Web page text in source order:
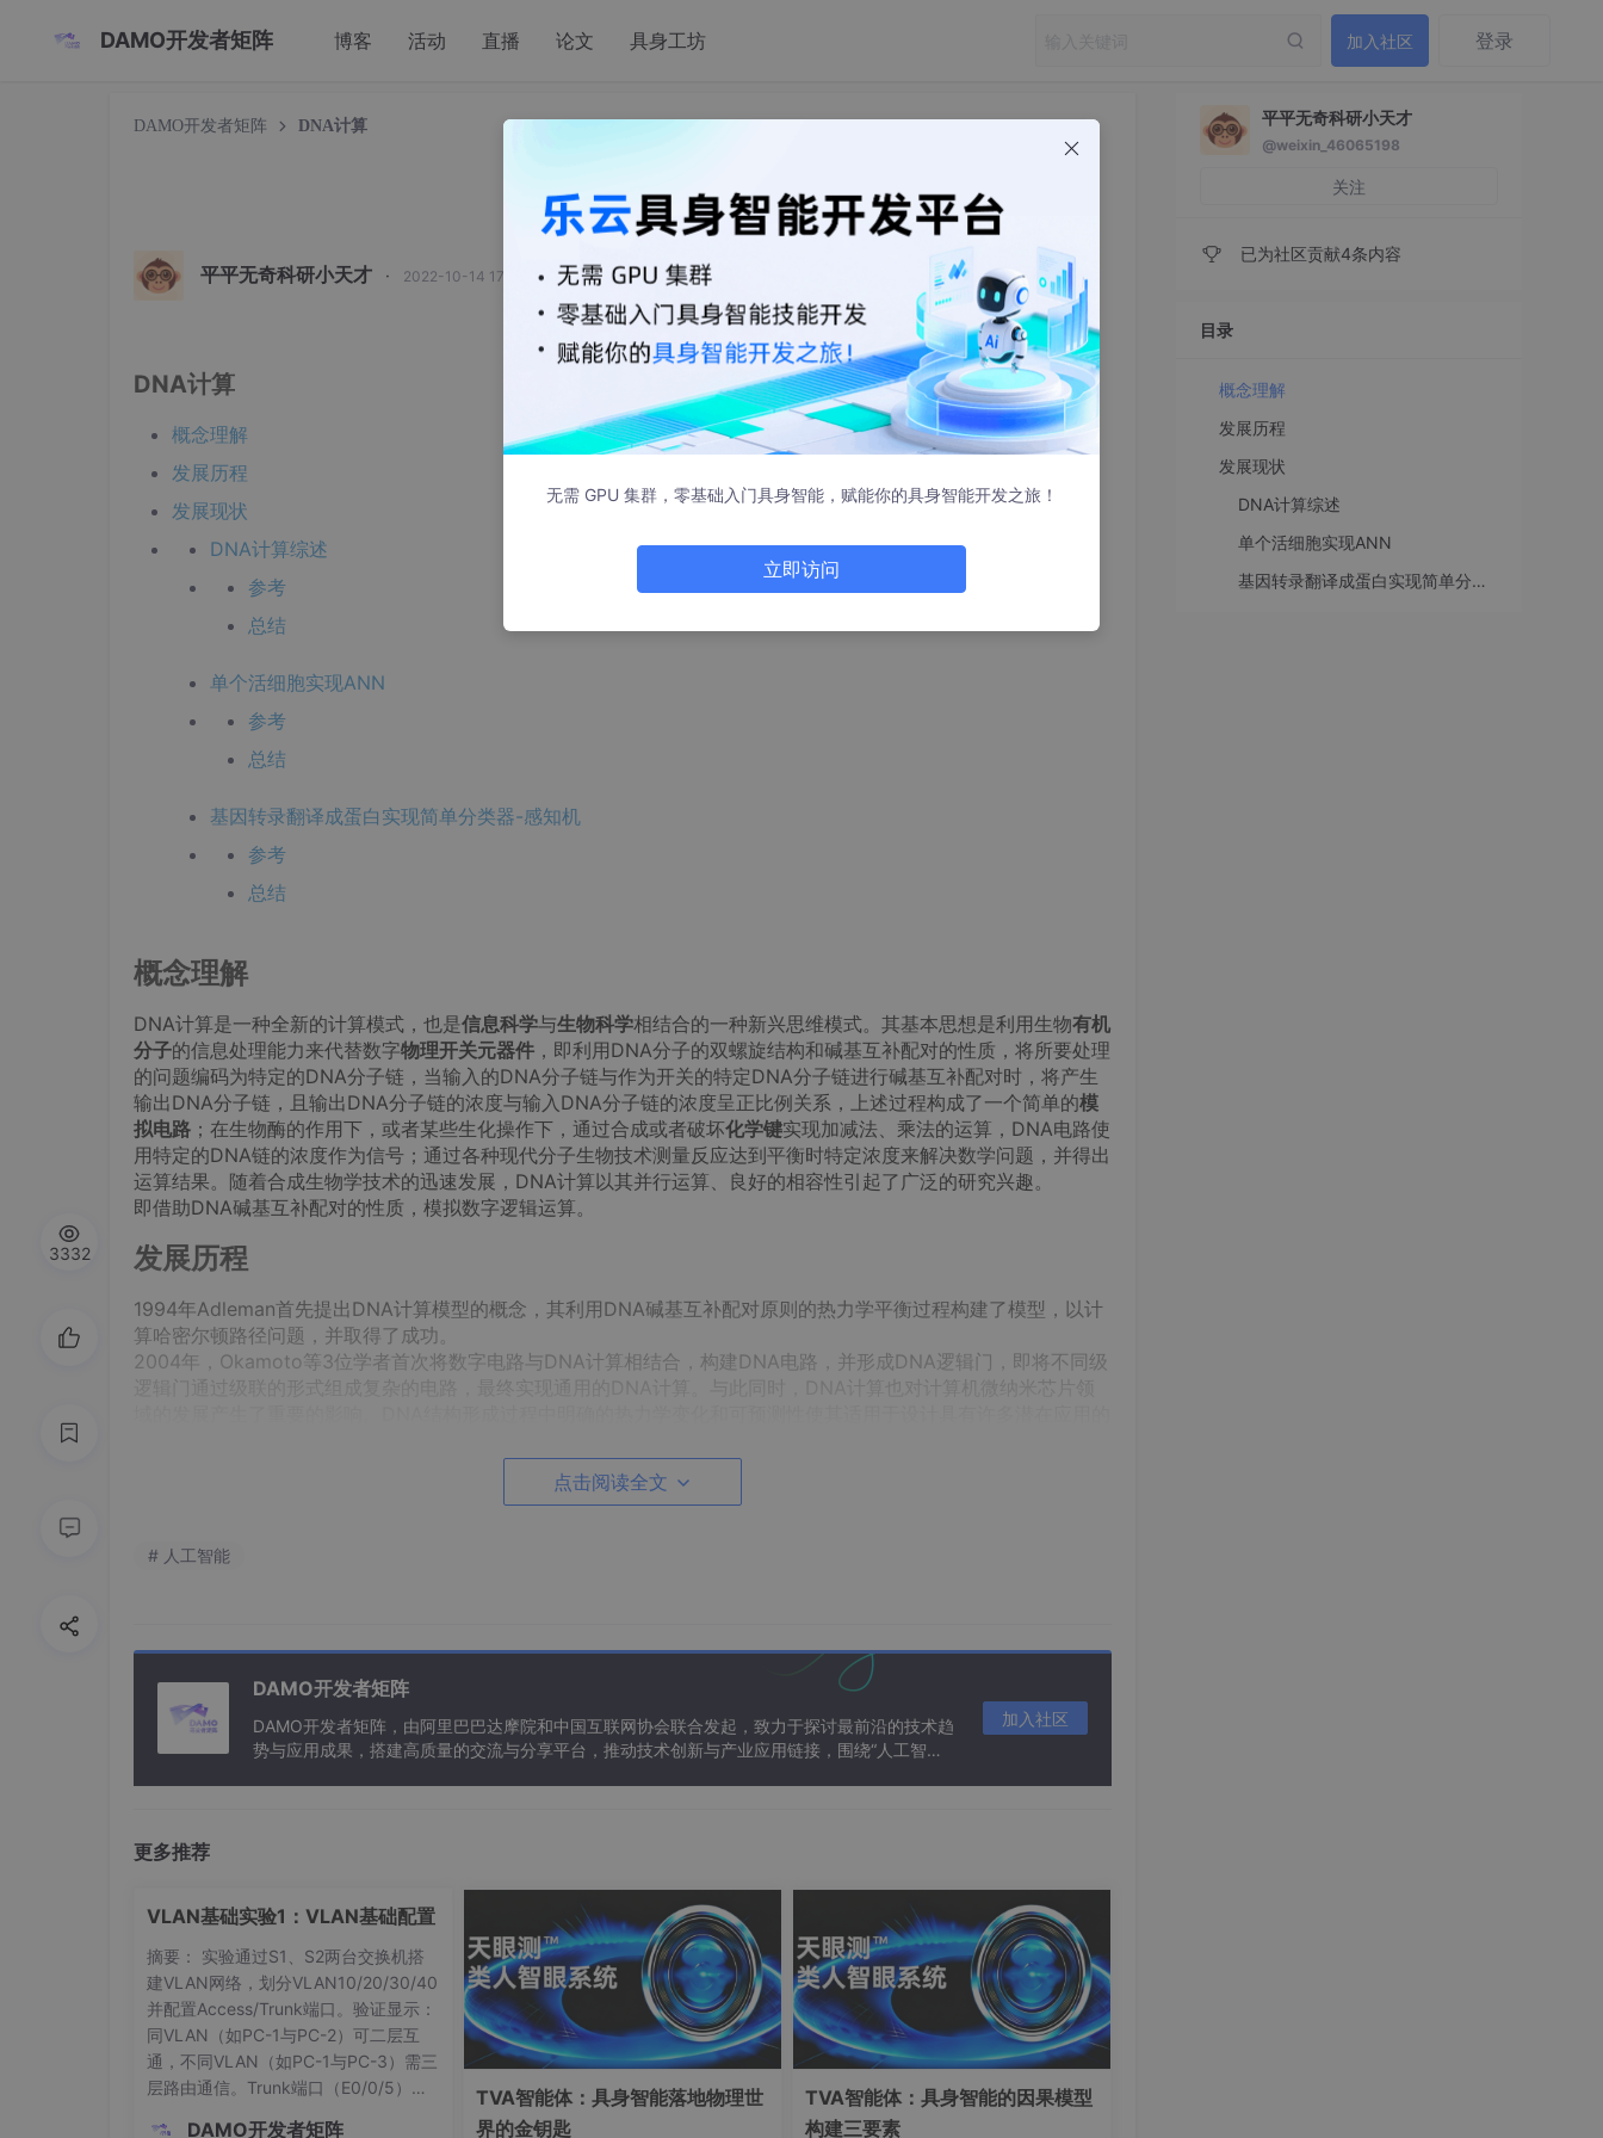
DAMO开发者矩阵 博客 活动 直播 论文 具身工坊 加入社区 登录
DAMO开发者矩阵 DNA计算
DNA计算
平平无奇科研小天才 · 2022-10-14 17:33:47 发布
DNA计算
概念理解
发展历程
发展现状
DNA计算综述
参考
总结
单个活细胞实现ANN
参考
总结
基因转录翻译成蛋白实现简单分类器-感知机
参考
总结
概念理解
DNA计算是一种全新的计算模式，也是信息科学与生物科学相结合的一种新兴思维模式。其基本思想是利用生物有机
分子的信息处理能力来代替数字物理开关元器件 ，即利用DNA分子的双螺旋结构和碱基互补配对的性质，将所要处理
的问题编码为特定的DNA分子链，当输入的DNA分子链与作为开关的特定DNA分子链进行碱基互补配对时，将产生
输出DNA分子链，且输出DNA分子链的浓度与输入DNA分子链的浓度呈正比例关系，上述过程构成了一个简单的模
拟电路 ；在生物酶的作用下，或者某些生化操作下，通过合成或者破坏化学键实现加减法、乘法的运算，DNA电路使
用特定的DNA链的浓度作为信号；通过各种现代分子生物技术测量反应达到平衡时特定浓度来解决数学问题，并得出
运算结果。随着合成生物学技术的迅速发展，DNA计算以其并行运算、良好的相容性引起了广泛的研究兴趣。
即借助DNA碱基互补配对的性质，模拟数字逻辑运算。
发展历程
1994年Adleman首先提出DNA计算模型的概念，其利用DNA碱基互补配对原则的热力学平衡过程构建了模型，以计
算哈密尔顿路径问题，并取得了成功。
2004年，Okamoto等3位学者首次将数字电路与DNA计算相结合，构建DNA电路，并形成DNA逻辑门，即将不同级
米技术构建以生物分子为基本部件的DNA计算电路，为DNA计算和组装技术实现新一代芯片组装提供了理论基础。
2009年，IBM公司宣布用DNA和纳米技术开发下一代微处理芯片，开创了DNA计算的新时代。因此，以DNA计算为
发展现状
参考
Fu, D., Shah, S., Song, T., Reif, J., 2018. DNA-Based Analog Computing. Methods Mol Biol 1772, 411–417. http
s://doi.org/10.1007/978-1-4939-7795-6_23
DNA计算领域利用DNA反应进行分子尺度的计算。DNA计算的大部分工作都是执行数字计算，如布尔电路的求值。
DNA碱基有四种类型:腺嘌呤(A)、鸟嘌呤(G)、胞嘧啶©和胸腺嘧啶(T)。A可以与T结合，G可以通过氢键与C结合。
可编程自组装行为已被用于构建复杂的2D和3D DNA纳米结构和模式阵列。除了利用DNA复杂的结构，还可以用作
纳米级计算的基础。DNA不仅可以实现简单的逻辑门，而且也可以实现非常复杂的逻辑电路。
Seelig等报道了第一个基于dna的大规模无酶电路应用。首先，他们演示了简单的AND和OR逻辑操作。后来，使用这
些门和双轨逻辑，他们建立了一个NOT门。最后，他们建造了一个由11个门组成的大型电路。
Qian和Winfree进一步演示了合成神经元。他们通过创建感知器电路来模拟神经元的行为。在感知机中，n个加权输
入相加，以检查它们的总和是否超过预定的阈值。
Song等人演示了一种用于模拟算术计算[15]的DNA电路结构。该体系结构基于三种操作:加、减、乘。每个操作都由
相应的门来执行。栅极采用模块化设计，其中栅极的输入和输出DNA链具有相同的域基序。然后这些门可以简单地级
点击阅读全文
# 人工智能
DAMO开发者矩阵
DAMO开发者矩阵，由阿里巴巴达摩院和中国互联网协会联合发起，致力于探讨最前沿的技术趋
势与应用成果，搭建高质量的交流与分享平台，推动技术创新与产业应用链接，围绕“人工智能
加入社区
更多推荐
VLAN基础实验1：VLAN基础配置
摘要： 实验通过S1、S2两台交换机搭
建VLAN网络，划分VLAN10/20/30/40
并配置Access/Trunk端口。验证显示：
同VLAN（如PC-1与PC-2）可二层互
通，不同VLAN（如PC-1与PC-3）需三
层路由通信。Trunk端口（E0/0/5）实
DAMO开发者矩阵
TVA智能体：具身智能落地物理世
界的金钥匙
TVA智能体：具身智能的因果模型
构建三要素
3332
平平无奇科研小天才
@weixin_46065198
关注
已为社区贡献4条内容
目录
概念理解
发展历程
发展现状
DNA计算综述
单个活细胞实现ANN
基因转录翻译成蛋白实现简单分类器-感知机
无需 GPU 集群，零基础入门具身智能，赋能你的具身智能开发之旅！
立即访问